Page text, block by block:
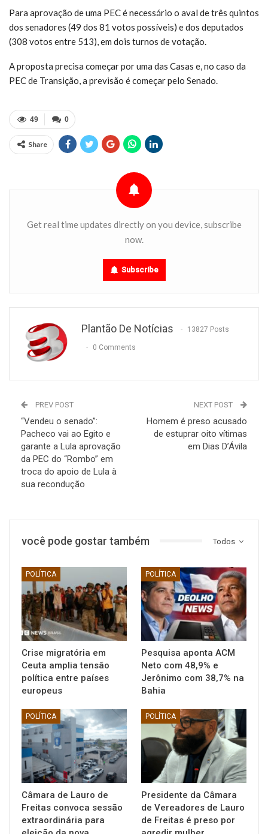
Para aprovação de uma PEC é necessário o aval de três quintos
dos senadores (49 dos 81 votos possíveis) e dos deputados
(308 votos entre 513), em dois turnos de votação.
A proposta precisa começar por uma das Casas e, no caso da
PEC de Transição, a previsão é começar pelo Senado.
0
49
Share
Get real time updates directly on you device, subscribe
now.
Subscribe
Plantão De Notícias 13827 Posts
0 Comments
PREV POST
“Vendeu o senado”:
Pacheco vai ao Egito e
garante a Lula aprovação
da PEC do “Rombo” em
troca do apoio de Lula à
sua recondução
NEXT POST
Homem é preso acusado
de estuprar oito vítimas
em Dias D’Ávila
Todos
você pode gostar também
POLÍTICA
Crise migratória em
Ceuta amplia tensão
política entre países
europeus
POLÍTICA
Pesquisa aponta ACM
Neto com 48,9% e
Jerônimo com 38,7% na
Bahia
POLÍTICA
Câmara de Lauro de
Freitas convoca sessão
extraordinária para
POLÍTICA
Presidente da Câmara
de Vereadores de Lauro
de Freitas é preso por